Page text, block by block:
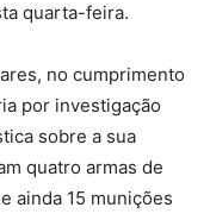
quarta-feira.
no cumprimento
por investigação
sobre a sua
quatro armas de
ainda 15 munições